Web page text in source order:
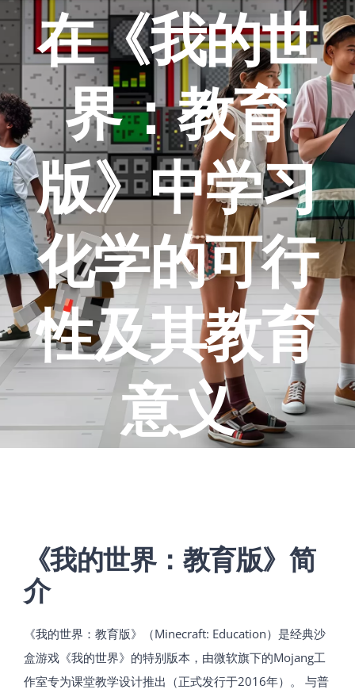
在《我的世
界：教育
版》中学习
化学的可行
性及其教育
意义
《我的世界：教育版》简
介
《我的世界：教育版》（Minecraft: Education）是经典沙
盒游戏《我的世界》的特别版本，由微软旗下的Mojang工
作室专为课堂教学设计推出（正式发行于2016年）​ 。 与普